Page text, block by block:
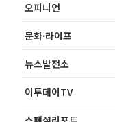
오피니언
문화·라이프
뉴스발전소
이투데이TV